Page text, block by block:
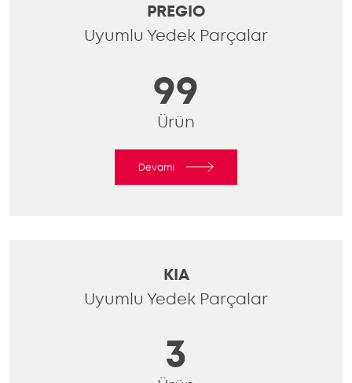
PREGIO
Uyumlu Yedek Parçalar
99
Ürün
Devamı
KIA
Uyumlu Yedek Parçalar
3